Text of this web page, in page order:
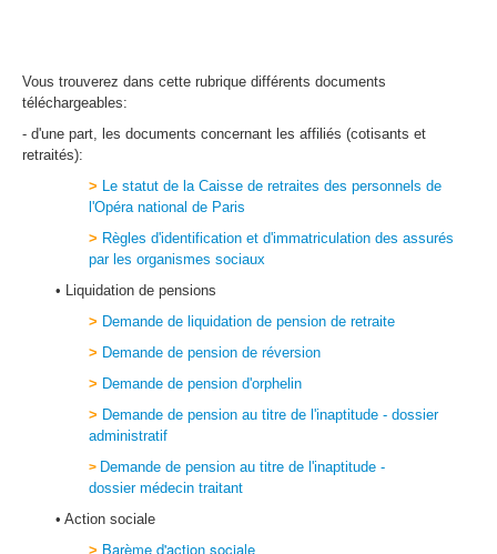
Vous trouverez dans cette rubrique différents documents
téléchargeables:
- d'une part, les documents concernant les affiliés (cotisants et
retraités):
> Le statut de la Caisse de retraites des personnels de
l'Opéra national de Paris
> Règles d'identification et d'immatriculation des assurés
par les organismes sociaux
• Liquidation de pensions
> Demande de liquidation de pension de retraite
> Demande de pension de réversion
> Demande de pension d'orphelin
> Demande de pension au titre de l'inaptitude - dossier
administratif
> Demande de pension au titre de l'inaptitude -
dossier médecin traitant
• Action sociale
> Barème d'action sociale